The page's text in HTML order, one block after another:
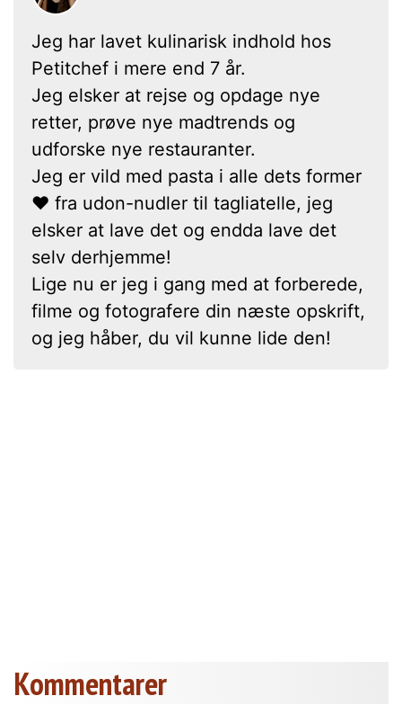
Jeg har lavet kulinarisk indhold hos
Petitchef i mere end 7 år.
Jeg elsker at rejse og opdage nye
retter, prøve nye madtrends og
udforske nye restauranter.
Jeg er vild med pasta i alle dets former
❤ fra udon-nudler til tagliatelle, jeg
elsker at lave det og endda lave det
selv derhjemme!
Lige nu er jeg i gang med at forberede,
filme og fotografere din næste opskrift,
og jeg håber, du vil kunne lide den!
Kommentarer